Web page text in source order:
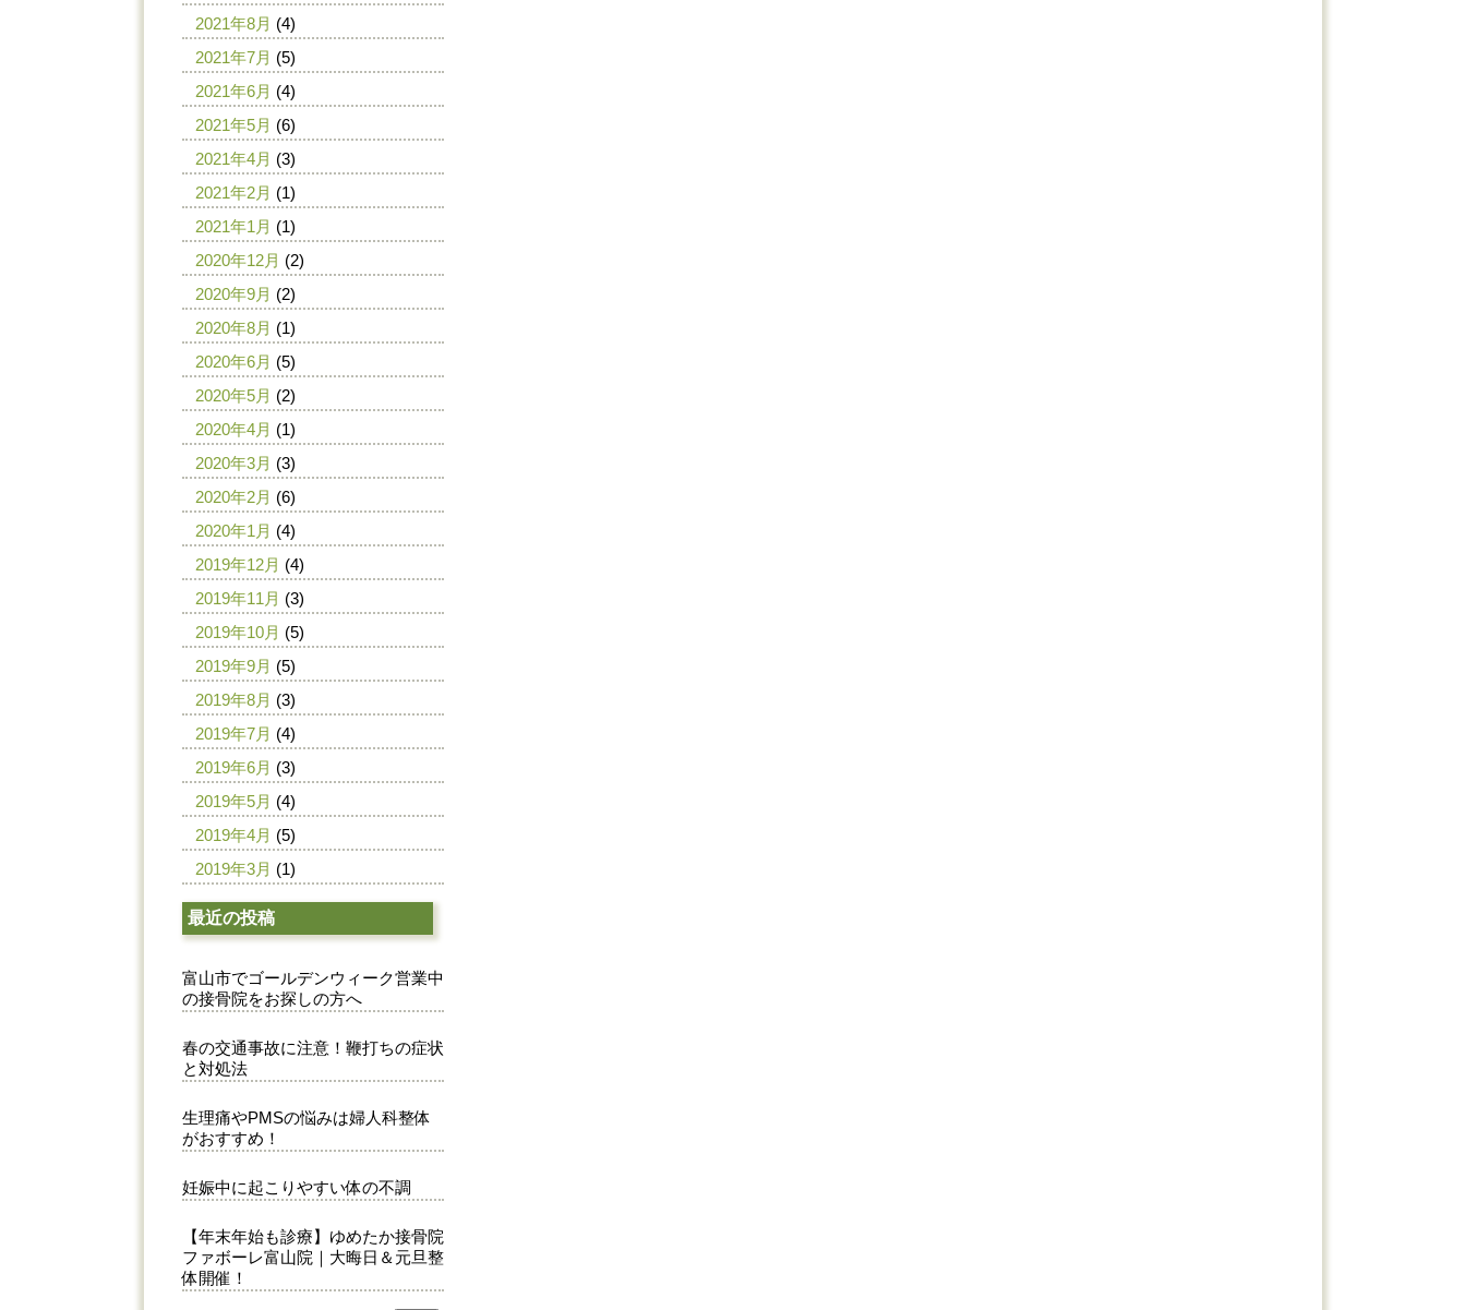
2021年8月 (4)
2021年7月 (5)
2021年6月 (4)
2021年5月 (6)
2021年4月 (3)
2021年2月 (1)
2021年1月 (1)
2020年12月 (2)
2020年9月 (2)
2020年8月 (1)
2020年6月 (5)
2020年5月 (2)
2020年4月 (1)
2020年3月 (3)
2020年2月 (6)
2020年1月 (4)
2019年12月 (4)
2019年11月 (3)
2019年10月 (5)
2019年9月 (5)
2019年8月 (3)
2019年7月 (4)
2019年6月 (3)
2019年5月 (4)
2019年4月 (5)
2019年3月 (1)
最近の投稿
富山市でゴールデンウィーク営業中
の接骨院をお探しの方へ
春の交通事故に注意！鞭打ちの症状
と対処法
生理痛やPMSの悩みは婦人科整体
がおすすめ！
妊娠中に起こりやすい体の不調
【年末年始も診療】ゆめたか接骨院
ファボーレ富山院｜大晦日＆元旦整
体開催！